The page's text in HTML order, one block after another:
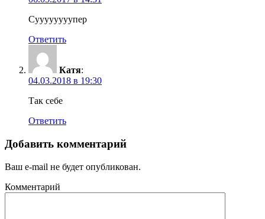
Суууууууупер
Ответить
Катя:
04.03.2018 в 19:30
Так себе
Ответить
Добавить комментарий
Ваш e-mail не будет опубликован.
Комментарий